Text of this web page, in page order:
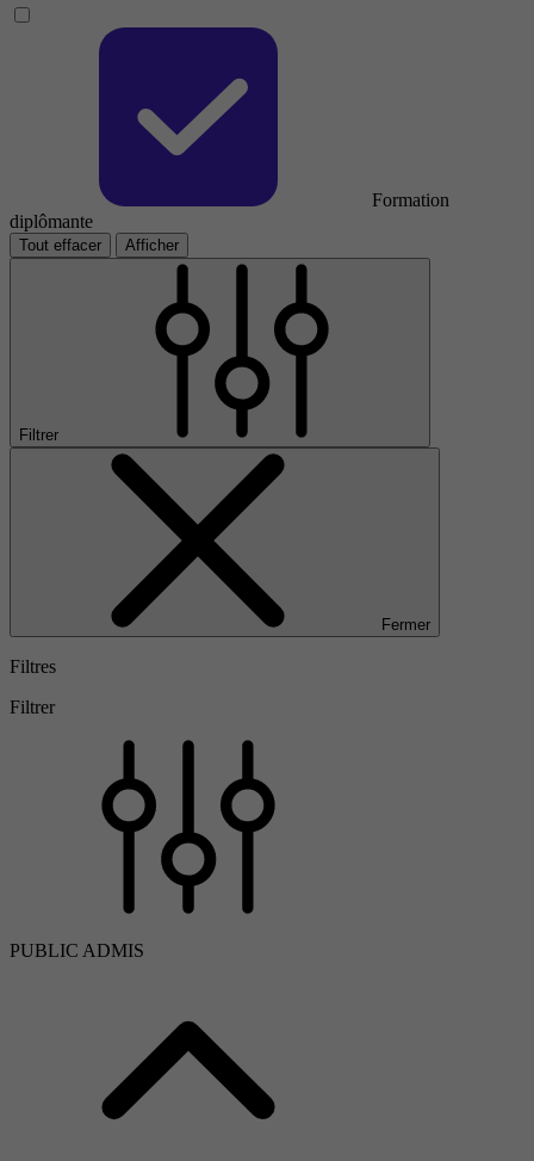
Formation
diplômante
Tout effacer Afficher
Filtrer
Fermer
Filtres
Filtrer
PUBLIC ADMIS